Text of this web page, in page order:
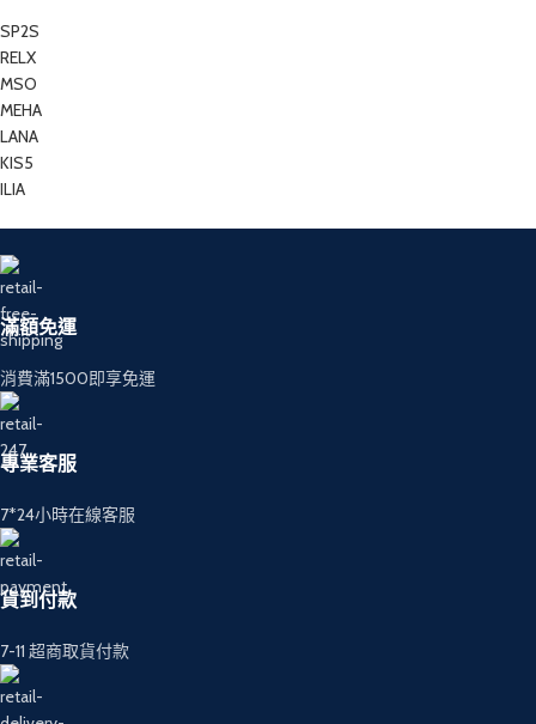
SP2S
RELX
MSO
MEHA
LANA
KIS5
ILIA
滿額免運
消費滿1500即享免運
專業客服
7*24小時在線客服
貨到付款
7-11 超商取貨付款